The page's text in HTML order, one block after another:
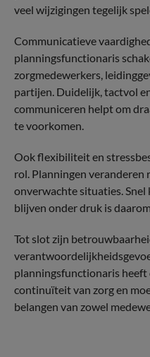
veel wijzigingen tegelijk
Communicatieve
planningsfunctionaris
zorgmedewerkers,
partijen. Duidelijk, tactvol
communiceren helpt om
te voorkomen.
Ook flexibiliteit en
rol. Planningen veranderen
onverwachte situaties.
blijven onder druk is
Tot slot zijn
planningsfunctionaris
continuïteit van zorg en
belangen van zowel